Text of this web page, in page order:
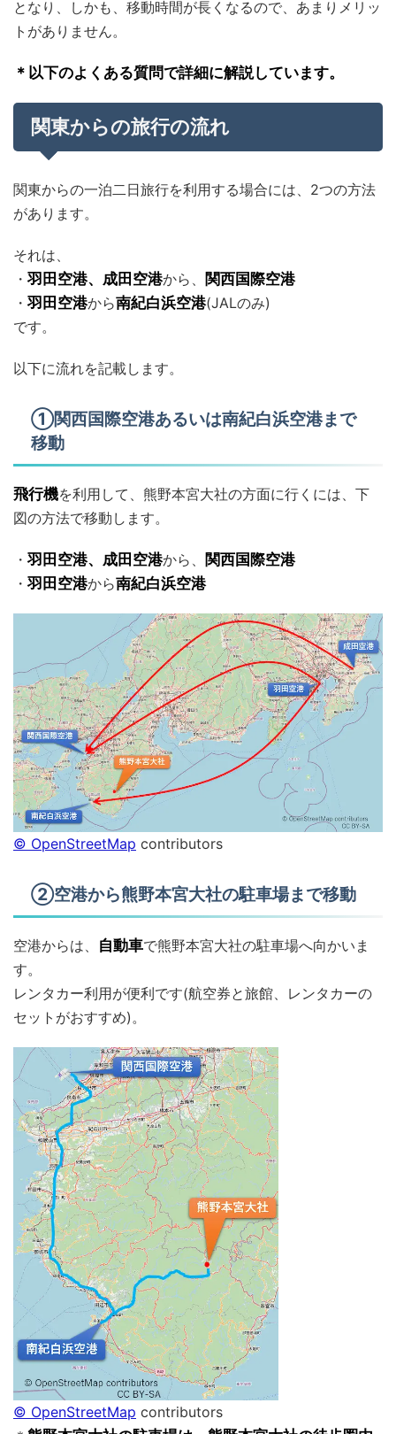
となり、しかも、移動時間が長くなるので、あまりメリッ
トがありません。
＊以下のよくある質問で詳細に解説しています。
関東からの旅行の流れ
関東からの一泊二日旅行を利用する場合には、2つの方法
があります。
それは、
・ 羽田空港、成田空港から、 関西国際空港
・ 羽田空港から南紀白浜空港(JALのみ)
です。
以下に流れを記載します。
①関西国際空港あるいは南紀白浜空港まで
移動
飛行機を利用して、熊野本宮大社の方面に行くには、下
図の方法で移動します。
・ 羽田空港、成田空港から、 関西国際空港
・ 羽田空港から南紀白浜空港
© OpenStreetMap contributors
②空港から熊野本宮大社の駐車場まで移動
空港からは、 自動車で熊野本宮大社の駐車場へ向かいま
す。
レンタカー利用が便利です(航空券と旅館、レンタカーの
セットがおすすめ)。
© OpenStreetMap contributors